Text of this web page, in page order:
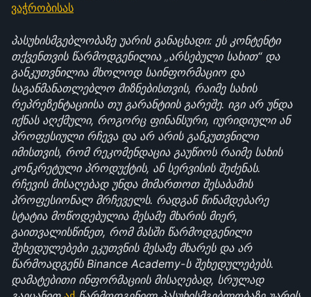
ვაჭრობისას
პასუხისმგებლობაზე უარის განაცხადი: ეს კონტენტი
თქვენთვის წარმოდგენილია „არსებული სახით“ და
განკუთვნილია მხოლოდ საინფორმაციო და
საგანმანათლებლო მიზნებისთვის, რაიმე სახის
რეპრეზენტაციისა თუ გარანტიის გარეშე. იგი არ უნდა
იქნას აღქმული, როგორც ფინანსური, იურიდიული ან
პროფესიული რჩევა და არ არის განკუთვნილი
იმისთვის, რომ რეკომენდაცია გაუწიოს რაიმე სახის
კონკრეტული პროდუქტის, ან სერვისის შეძენას.
რჩევის მისაღებად უნდა მიმართოთ შესაბამის
პროფესიონალ მრჩეველს. რადგან წინამდებარე
სტატია მოწოდებულია მესამე მხარის მიერ,
გაითვალისწინეთ, რომ მასში წარმოდგენილი
შეხედულებები ეკუთვნის მესამე მხარეს და არ
წარმოადგენს Binance Academy-ს შეხედულებებს.
დამატებითი ინფორმაციის მისაღებად, სრულად